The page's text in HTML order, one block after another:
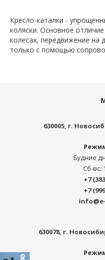
Кресло-каталки -
коляски. Основное
колесах, передвижение на
только с помощью
630005, г.
Будние
Сб-вс:
+7
+7
630078, г.